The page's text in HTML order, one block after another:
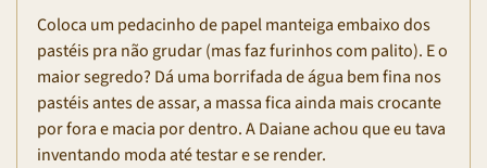
Coloca um pedacinho de papel manteiga embaixo dos
pastéis pra não grudar (mas faz furinhos com palito). E o
maior segredo? Dá uma borrifada de água bem fina nos
pastéis antes de assar, a massa fica ainda mais crocante
por fora e macia por dentro. A Daiane achou que eu tava
inventando moda até testar e se render.